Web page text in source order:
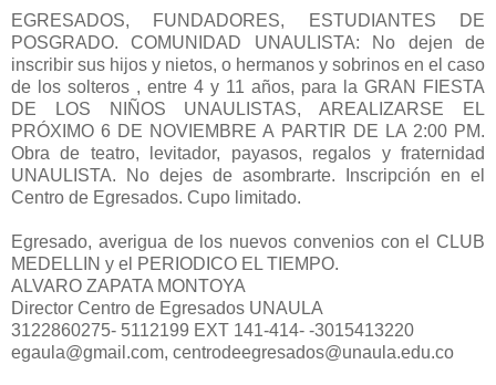
EGRESADOS, FUNDADORES, ESTUDIANTES DE
POSGRADO. COMUNIDAD UNAULISTA: No dejen de
inscribir sus hijos y nietos, o hermanos y sobrinos en el caso
de los solteros , entre 4 y 11 años, para la GRAN FIESTA
DE LOS NIÑOS UNAULISTAS, AREALIZARSE EL
PRÓXIMO 6 DE NOVIEMBRE A PARTIR DE LA 2:00 PM.
Obra de teatro, levitador, payasos, regalos y fraternidad
UNAULISTA. No dejes de asombrarte. Inscripción en el
Centro de Egresados. Cupo limitado.
Egresado, averigua de los nuevos convenios con el CLUB
MEDELLIN y el PERIODICO EL TIEMPO.
ALVARO ZAPATA MONTOYA
Director Centro de Egresados UNAULA
3122860275- 5112199 EXT 141-414- -3015413220
egaula@gmail.com, centrodeegresados@unaula.edu.co